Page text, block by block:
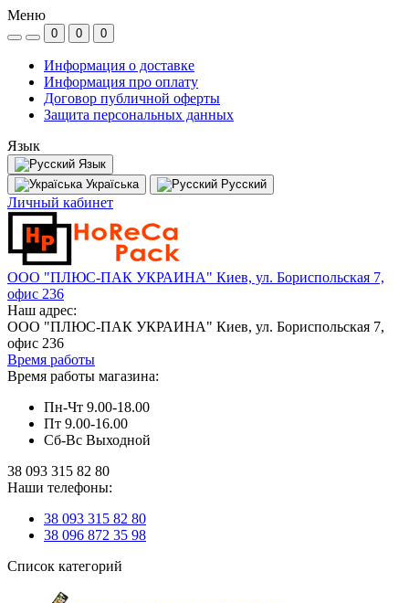
Меню
0 0 0
Информация о доставке
Информация про оплату
Договор публичной оферты
Защита персональных данных
Язык
Язык
Україська
Русский
Личный кабинет
ООО "ПЛЮС-ПАК УКРАИНА" Киев, ул. Бориспольская 7,
офис 236
Наш адрес:
ООО "ПЛЮС-ПАК УКРАИНА" Киев, ул. Бориспольская 7,
офис 236
Время работы
Время работы магазина:
Пн-Чт 9.00-18.00
Пт 9.00-16.00
Сб-Вс Выходной
38 093 315 82 80
Наши телефоны:
38 093 315 82 80
38 096 872 35 98
Список категорий